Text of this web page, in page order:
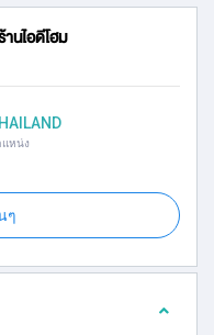
นไอดีโฮม
หน่ง
ๆ